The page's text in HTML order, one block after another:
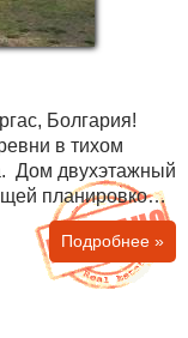
Болгария!
в тихом
планировкой:
Подробнее »